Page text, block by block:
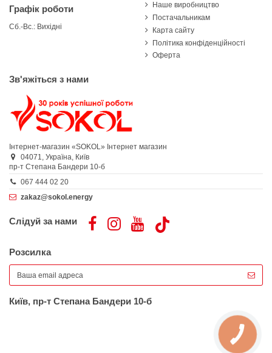
Графік роботи
Сб.-Вс.: Вихідні
Наше виробництво
Постачальникам
Карта сайту
Політика конфіденційності
Оферта
Зв'яжіться з нами
Інтернет-магазин «SOKOL» Інтернет магазин
04071, Україна, Київ
пр-т Степана Бандери 10-б
067 444 02 20
zakaz@sokol.energy
Слідуй за нами
Розсилка
Київ, пр-т Степана Бандери 10-б